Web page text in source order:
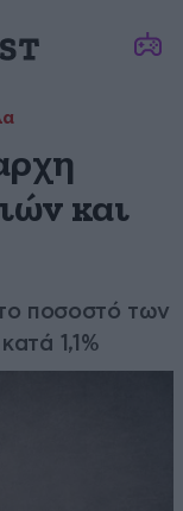
και
το ποσοστό των
1,1%